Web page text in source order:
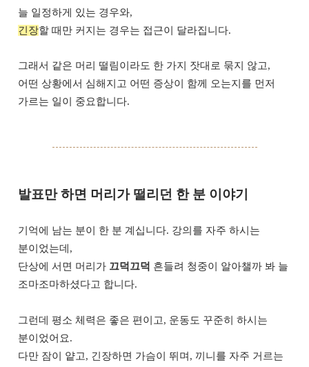
늘 일정하게 있는 경우와,
긴장할 때만 커지는 경우는 접근이 달라집니다.
그래서 같은 머리 떨림이라도 한 가지 잣대로 묶지 않고,
어떤 상황에서 심해지고 어떤 증상이 함께 오는지를 먼저
가르는 일이 중요합니다.
발표만 하면 머리가 떨리던 한 분 이야기
기억에 남는 분이 한 분 계십니다. 강의를 자주 하시는
분이었는데,
단상에 서면 머리가 끄덕끄덕 흔들려 청중이 알아챌까 봐 늘
조마조마하셨다고 합니다.
그런데 평소 체력은 좋은 편이고, 운동도 꾸준히 하시는
분이었어요.
다만 잠이 얕고, 긴장하면 가슴이 뛰며, 끼니를 자주 거르는